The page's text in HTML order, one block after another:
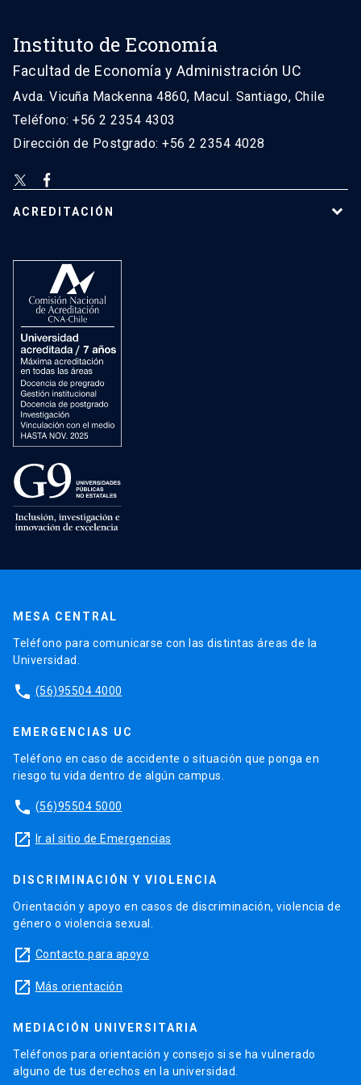
Instituto de Economía
Facultad de Economía y Administración UC
Avda. Vicuña Mackenna 4860, Macul. Santiago, Chile
Teléfono: +56 2 2354 4303
Dirección de Postgrado: +56 2 2354 4028
ACREDITACIÓN
MESA CENTRAL
Teléfono para comunicarse con las distintas áreas de la
Universidad.
phone (56)95504 4000
EMERGENCIAS UC
Teléfono en caso de accidente o situación que ponga en
riesgo tu vida dentro de algún campus.
phone (56)95504 5000
launch Ir al sitio de Emergencias
DISCRIMINACIÓN Y VIOLENCIA
Orientación y apoyo en casos de discriminación, violencia de
género o violencia sexual.
launch Contacto para apoyo
launch Más orientación
MEDIACIÓN UNIVERSITARIA
Teléfonos para orientación y consejo si se ha vulnerado
alguno de tus derechos en la universidad.